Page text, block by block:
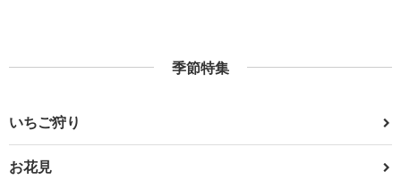
季節特集
いちご狩り
お花見